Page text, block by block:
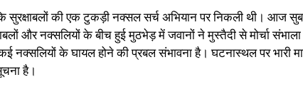
सुरक्षाबलों की एक टुकड़ी नक्सल सर्च अभियान पर निकली थी। आज
और नक्सलियों के बीच हुई मुठभेड़ में जवानों ने मुस्तैदी से मोर्चा
नक्सलियों के घायल होने की प्रबल संभावना है। घटनास्थल पर भारी
है।